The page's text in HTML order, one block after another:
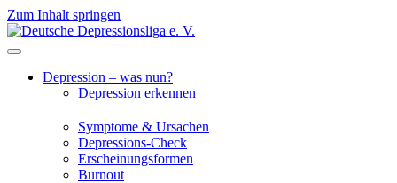
Zum Inhalt springen
Depression – was nun?
Depression erkennen
Symptome & Ursachen
Depressions-Check
Erscheinungsformen
Burnout